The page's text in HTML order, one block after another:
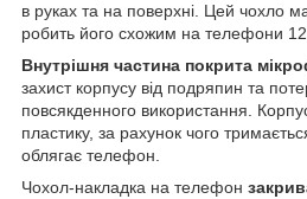
в руках та на поверхні. Цей чохло
робить його схожим на телефони 12
Внутрішня частина покрита
захист корпусу від подряпин та
повсякденного використання.
пластику, за рахунок чого
облягає телефон.
Чохол-накладка на телефон